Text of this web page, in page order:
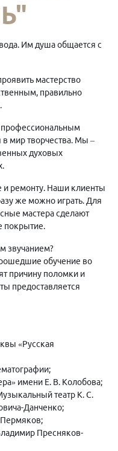
Им душа общается с
мастерство
правильно
профессиональным
мир творчества. Мы –
духовых
и ремонту. Наши клиенты
же можно играть. Для
мастера сделают
покрытие.
звучанием?
обучение во
причину поломки и
предоставляется
«Русская
имени Е. В. Колобова;
театр К. С.
Данченко;
Пермяков;
Пресняков-